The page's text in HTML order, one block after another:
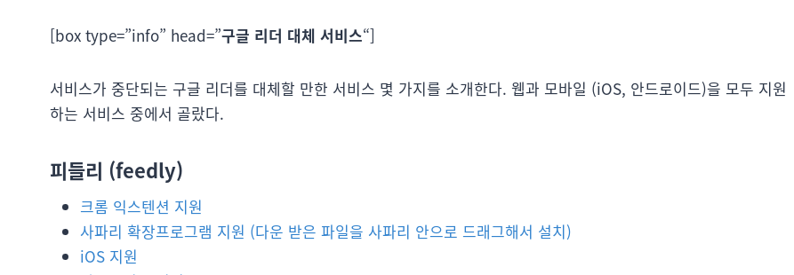
[box type=”info” head=”구글 리더 대체 서비스“]
서비스가 중단되는 구글 리더를 대체할 만한 서비스 몇 가지를 소개한다. 웹과 모바일 (iOS, 안드로이드)을 모두 지원
하는 서비스 중에서 골랐다.
피들리 (feedly)
크롬 익스텐션 지원
사파리 확장프로그램 지원 (다운 받은 파일을 사파리 안으로 드래그해서 설치)
iOS 지원